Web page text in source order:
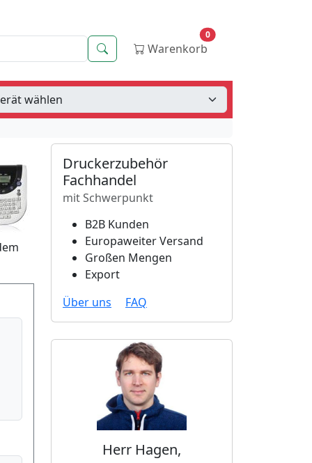
Suche Warenkorb
0
Druckerzubehör
Fachhandel
mit Schwerpunkt
B2B Kunden
Europaweiter Versand
Großen Mengen
Export
Über uns
FAQ
Herr Hagen,